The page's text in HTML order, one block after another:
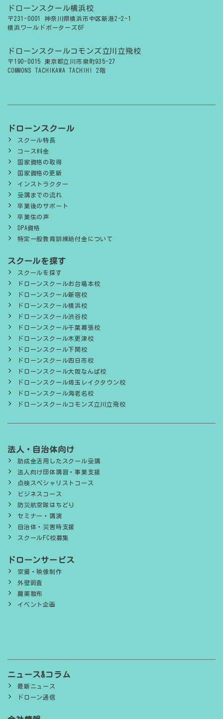
ドローンスクール横浜校
〒231-0001 神奈川県横浜市中区新港2-2-1
横浜ワールドポーターズ6F
ドローンスクールコモンズ立川立飛校
〒190-0015 東京都立川市泉町935-27
COMMONS TACHIKAWA TACHIHI 2階
ドローンスクール
スクール特長
コース料金
国家資格の取得
国家資格の更新
インストラクター
受講までの流れ
卒業後のサポート
卒業生の声
DPA資格
特定一般教育訓練給付金について
スクールを探す
スクールを探す
ドローンスクールお台場本校
ドローンスクール新宿校
ドローンスクール横浜校
ドローンスクール渋谷校
ドローンスクール千葉幕張校
ドローンスクール木更津校
ドローンスクール下関校
ドローンスクール四日市校
ドローンスクール大阪なんば校
ドローンスクール埼玉レイクタウン校
ドローンスクール海老名校
ドローンスクールコモンズ立川立飛校
法人・自治体向け
助成金活用したスクール受講
法人向け団体講習・事業支援
点検スペシャリストコース
ビジネスコース
防災航空隊はちどり
セミナー・講演
自治体・災害時支援
スクールFC校募集
ドローンサービス
空撮・映像制作
外壁調査
農薬散布
イベント企画
ニュース&コラム
最新ニュース
ドローン通信